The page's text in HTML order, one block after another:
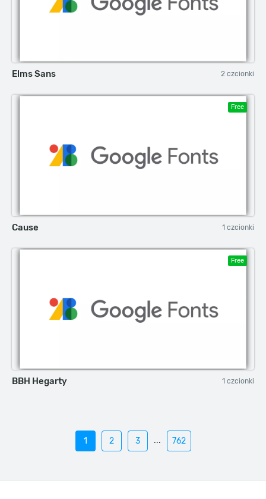
Elms Sans 2 czcionki
Free
Cause 1 czcionki
Free
BBH Hegarty 1 czcionki
1 2 3 ... 762